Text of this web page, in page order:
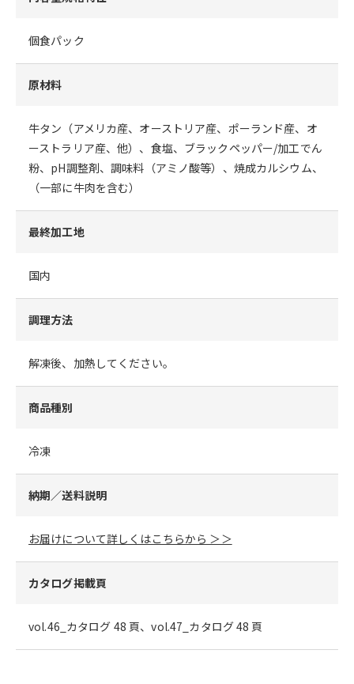
個食パック
原材料
牛タン（アメリカ産、オーストリア産、ポーランド産、オ
ーストラリア産、他）、食塩、ブラックペッパー/加工でん
粉、pH調整剤、調味料（アミノ酸等）、焼成カルシウム、
（一部に牛肉を含む）
最終加工地
国内
調理方法
解凍後、加熱してください。
商品種別
冷凍
納期／送料説明
お届けについて詳しくはこちらから ＞＞
カタログ掲載頁
vol.46_カタログ 48 頁、vol.47_カタログ 48 頁